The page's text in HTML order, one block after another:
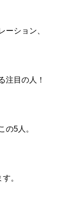
ーション、
注目の人！
の5人。
。